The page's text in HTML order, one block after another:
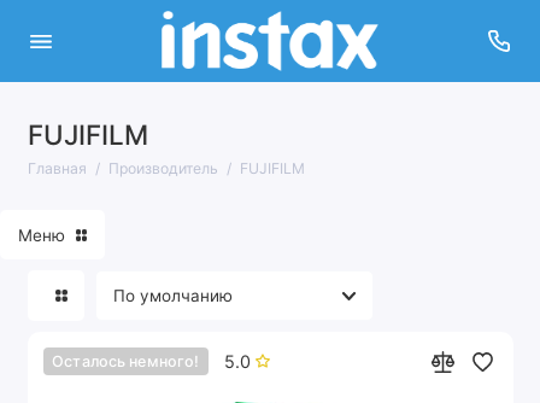
FUJIFILM
Главная Производитель FUJIFILM
Меню
Осталось немного! 5.0